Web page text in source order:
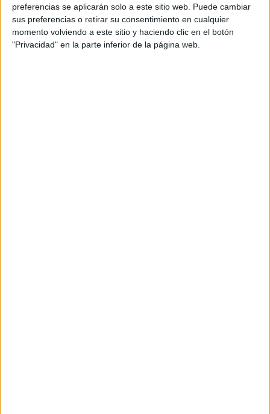
preferencias se aplicarán solo a este sitio web. Puede cambiar
sus preferencias o retirar su consentimiento en cualquier
momento volviendo a este sitio y haciendo clic en el botón
"Privacidad" en la parte inferior de la página web.
Empleo Asistencia Documental, de la Ciudad; Taller de
Empleo Huertos Urbanos, de la Cámara de Comercio;
Taller de Empleo PIncelada Maestra Re-Invéntate, de la